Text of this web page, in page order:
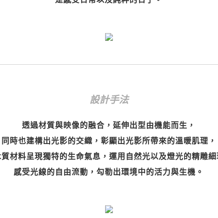
設計手法
透過材質與映像的融合，延伸出型由機能而生，
同時也建構出光影的交織，彰顯出光影所帶來的溫暖肌理，
材料呈現獨特的生命氣息，運用自然光以及燈光的精雕
感受光線的自由流動，勾勒出環境中的活力與生機。